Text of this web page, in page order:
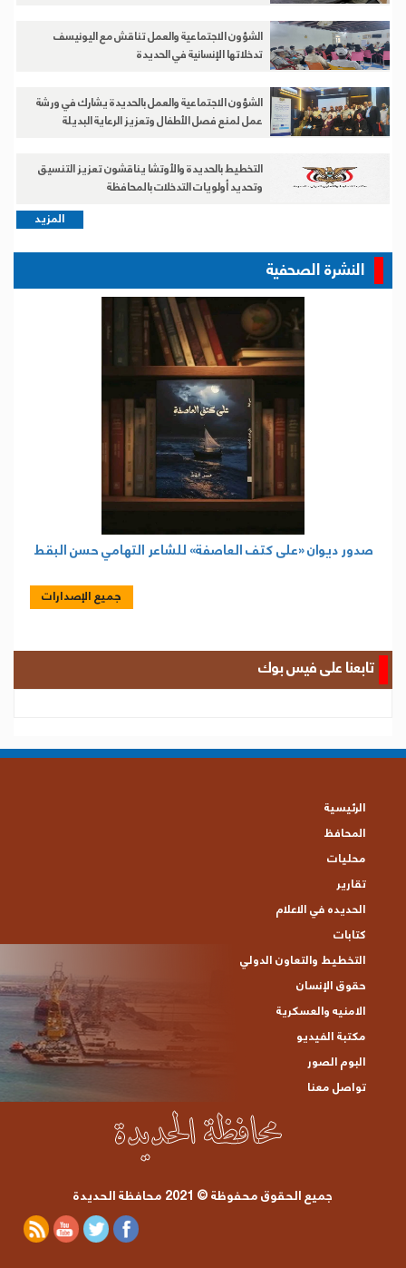
الشؤون الاجتماعية والعمل تناقش مع اليونيسف
تدخلاتها الإنسانية في الحديدة
الشؤون الاجتماعية والعمل بالحديدة يشارك في ورشة
عمل لمنع فصل الأطفال وتعزيز الرعاية البديلة
التخطيط بالحديدة والأوتشا يناقشون تعزيز التنسيق
وتحديد أولويات التدخلات بالمحافظة
المزيد
النشرة الصحفية
صدور ديوان «على كتف العاصفة» للشاعر التهامي حسن البقط
جميع الإصدارات
تابعنا على فيس بوك
الرئيسية
المحافظ
محليات
تقارير
الحديده في الاعلام
كتابات
التخطيط والتعاون الدولي
حقوق الإنسان
الامنيه والعسكرية
مكتبة الفيديو
البوم الصور
تواصل معنا
جميع الحقوق محفوظة © 2021 محافظة الحديدة